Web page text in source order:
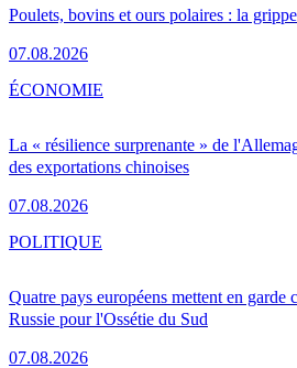
Poulets, bovins et ours polaires : la
07.08.2026
La « résilience surprenante » de
des exportations chinoises
07.08.2026
ÉCONOMIE
Quatre pays européens mettent en garde
Russie pour l'Ossétie du Sud
07.08.2026
POLITIQUE